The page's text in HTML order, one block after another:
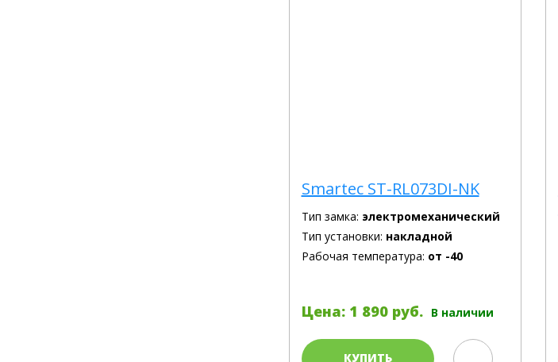
Smartec ST-RL073DI-NK
Тип замка: электромеханический
Тип установки: накладной
Рабочая температура: от -40
Цена: 1 890 руб. В наличии
КУПИТЬ